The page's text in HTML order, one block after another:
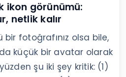
ikon görünümü:
netlik kalır
bir fotoğrafınız olsa bile,
küçük bir avatar olarak
şu iki şey kritik: (1)